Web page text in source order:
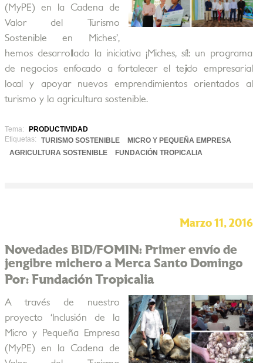
(MyPE) en la Cadena de
Valor del Turismo
Sostenible en Miches’,
hemos desarrollado la iniciativa ¡Miches, sí!: un programa
de negocios enfocado a fortalecer el tejido empresarial
local y apoyar nuevos emprendimientos orientados al
turismo y la agricultura sostenible.
Tema:
PRODUCTIVIDAD
Etiquetas:
TURISMO SOSTENIBLE
MICRO Y PEQUEÑA EMPRESA
AGRICULTURA SOSTENIBLE
FUNDACIÓN TROPICALIA
Marzo 11, 2016
Novedades BID/FOMIN: Primer envío de
jengibre michero a Merca Santo Domingo
Por: Fundación Tropicalia
A través de nuestro
proyecto ‘Inclusión de la
Micro y Pequeña Empresa
(MyPE) en la Cadena de